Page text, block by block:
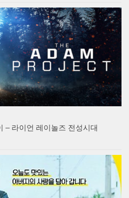
– 라이언 레이놀즈 전성시대